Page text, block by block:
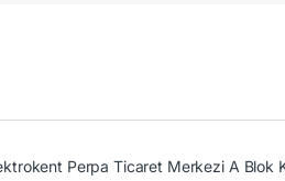
Perpa Ticaret Merkezi A Blok